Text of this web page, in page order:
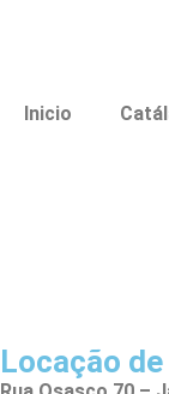
Inicio
Locação